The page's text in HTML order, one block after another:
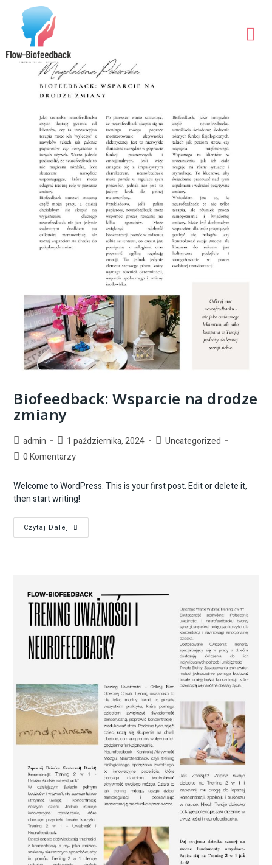
Biofeedback: Wsparcie na drodze
zmiany
admin 1 października, 2024
Uncategorized
0 Komentarzy
Welcome to WordPress. This is your first post. Edit or delete it,
then start writing!
Czytaj Dalej